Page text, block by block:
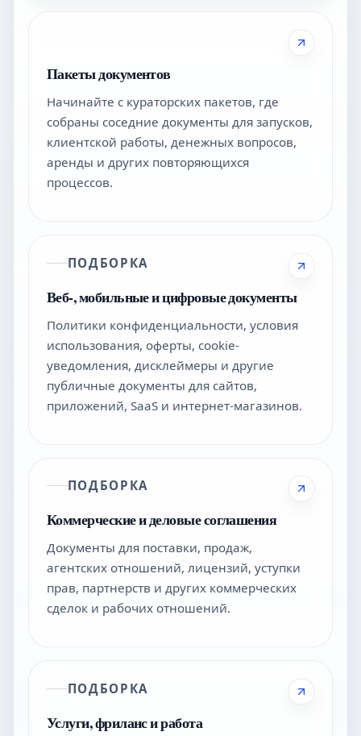
Пакеты документов
Начинайте с кураторских пакетов, где
собраны соседние документы для запусков,
клиентской работы, денежных вопросов,
аренды и других повторяющихся
процессов.
ПОДБОРКА
Веб-, мобильные и цифровые документы
Политики конфиденциальности, условия
использования, оферты, cookie-
уведомления, дисклеймеры и другие
публичные документы для сайтов,
приложений, SaaS и интернет-магазинов.
ПОДБОРКА
Коммерческие и деловые соглашения
Документы для поставки, продаж,
агентских отношений, лицензий, уступки
прав, партнерств и других коммерческих
сделок и рабочих отношений.
ПОДБОРКА
Услуги, фриланс и работа